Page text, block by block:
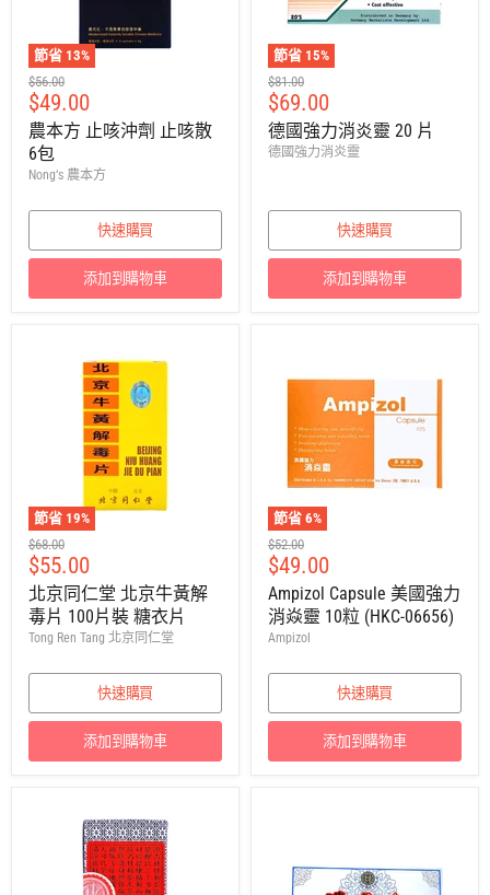
節省 13%
建
議
零
售
價
$56.00
售
價
$49.00
農本方 止咳沖劑 止咳散
6包
Nong‘s 農本方
快速購買
添加到購物車
節省 15%
建
議
零
售
價
$81.00
售
價
$69.00
德國強力消炎靈 20 片
德國強力消炎靈
快速購買
添加到購物車
節省 19%
建
議
零
售
價
$68.00
售
價
$55.00
北京同仁堂 北京牛黃解
毒片 100片裝 糖衣片
Tong Ren Tang 北京同仁堂
快速購買
添加到購物車
節省 6%
建
議
零
售
價
$52.00
售
價
$49.00
Ampizol Capsule 美國強力
消焱靈 10粒 (HKC-06656)
Ampizol
快速購買
添加到購物車